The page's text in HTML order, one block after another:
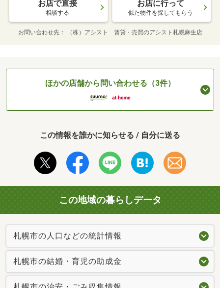
お店で直接
相談する
お店に行って
似た物件を探してもらう
お問い合わせ先 （株）アシスト 賃貸・売買のアシスト札幌麻生店
ほかの店舗から問い合わせる（3件）
この情報を誰かに知らせる / 自分に送る
この地域の暮らしデータ
札幌市の人口などの統計情報
札幌市の結婚・育児の助成金